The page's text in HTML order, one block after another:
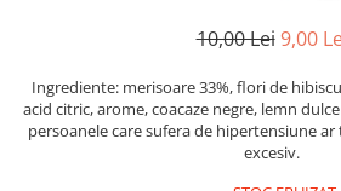
Gastronomik
Masaj
10,00 Lei 9,00
Ingrediente: merisoare 33%, flori de
acid citric, arome, coacaze negre, lemn
persoanele care sufera de hipertensiune
excesiv.